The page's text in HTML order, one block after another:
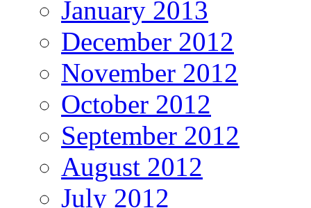
January 2013
December 2012
November 2012
October 2012
September 2012
August 2012
July 2012